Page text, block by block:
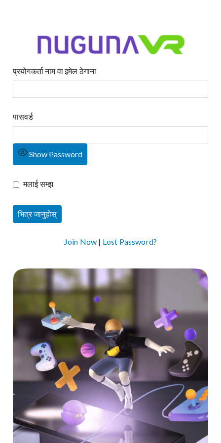
प्रयोगकर्ता नाम वा इमेल ठेगाना
पासवर्ड
Show Password
मलाई सम्झ
Join Now | Lost Password?